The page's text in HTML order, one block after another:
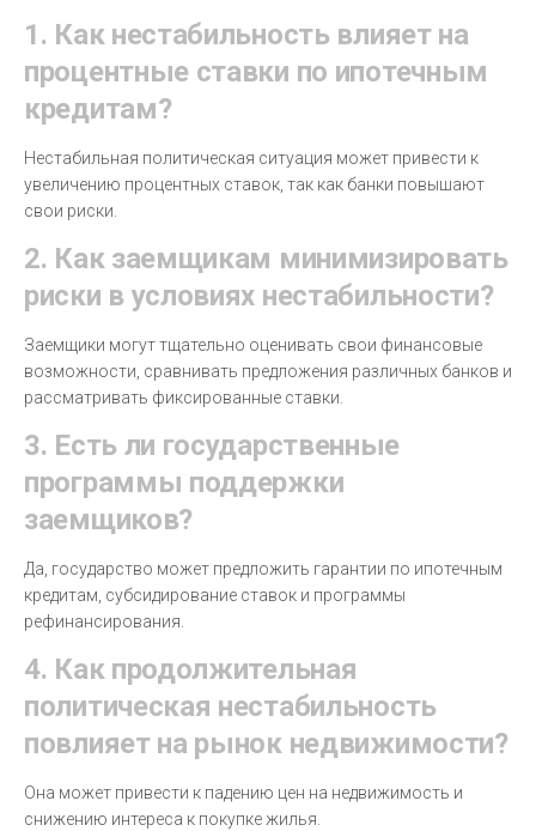
1. Как нестабильность влияет на
процентные ставки по ипотечным
кредитам?
Нестабильная политическая ситуация может привести к
увеличению процентных ставок, так как банки повышают
свои риски.
2. Как заемщикам минимизировать
риски в условиях нестабильности?
Заемщики могут тщательно оценивать свои финансовые
возможности, сравнивать предложения различных банков и
рассматривать фиксированные ставки.
3. Есть ли государственные
программы поддержки
заемщиков?
Да, государство может предложить гарантии по ипотечным
кредитам, субсидирование ставок и программы
рефинансирования.
4. Как продолжительная
политическая нестабильность
повлияет на рынок недвижимости?
Она может привести к падению цен на недвижимость и
снижению интереса к покупке жилья.